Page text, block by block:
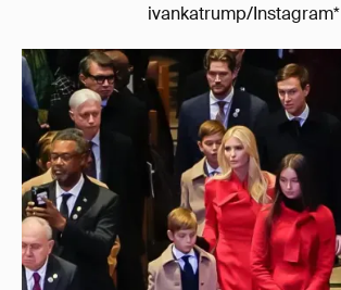
ivankatrump/Instagram*